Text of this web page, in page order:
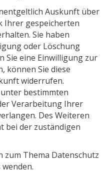
Auskunft über
Ihrer gespeicherten
Sie haben
oder Löschung
Sie eine Einwilligung zur
können Sie diese
widerrufen.
unter bestimmten
Verarbeitung Ihrer
Des Weiteren
bei der zuständigen
zum Thema Datenschutz